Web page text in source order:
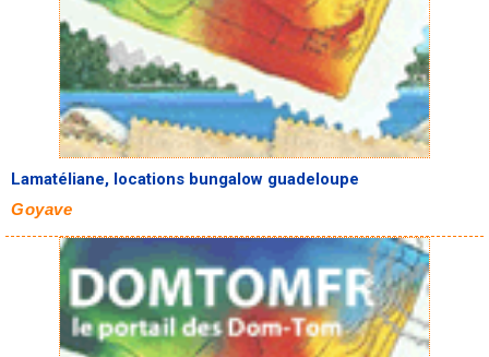
Lamatéliane, locations bungalow guadeloupe
Goyave